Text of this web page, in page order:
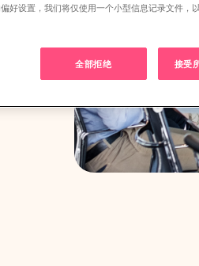
好设置，我们将仅使用一个小型信息记录文件，
全部拒绝 接受